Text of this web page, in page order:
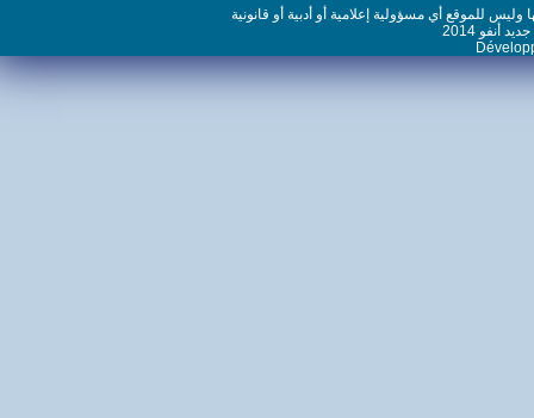
للموقع أي مسؤولية إعلامية أو أدبية أو قانونية
2014